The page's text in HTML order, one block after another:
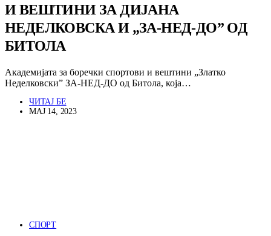
И ВЕШТИНИ ЗА ДИЈАНА
НЕДЕЛКОВСКА И „ЗА-НЕД-ДО” ОД
БИТОЛА
Академијата за боречки спортови и вештини „Златко
Неделковски” ЗА-НЕД-ДО од Битола, која…
ЧИТАЈ БЕ
МАЈ 14, 2023
СПОРТ